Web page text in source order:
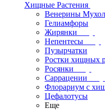
Хищные Растения
Венерины
Гелиамфоры
Жирянки
Непентесы
Пузырчатки
Ростки хищных
Росянки
Саррацении
Флорариум с
Цефалотусы
Еще